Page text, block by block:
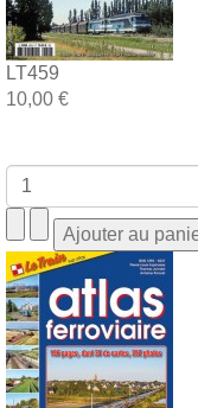
LT459
10,00 €